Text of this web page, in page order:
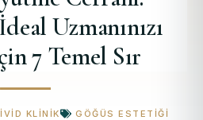
Uzmanınızı
7 Temel Sır
KLINIK GÖĞÜS ESTETIĞI